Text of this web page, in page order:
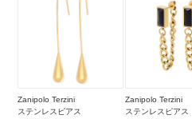
Zanipolo Terzini
ステンレスピアス
Zanipolo Terzini
ステンレスピアス